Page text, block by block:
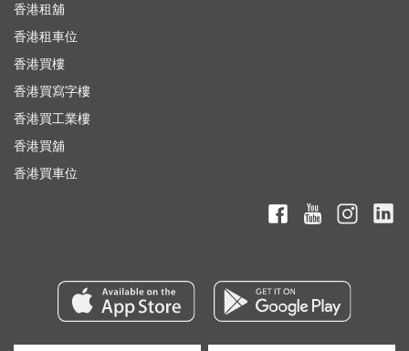
香港租舖
香港租車位
香港買樓
香港買寫字樓
香港買工業樓
香港買舖
香港買車位